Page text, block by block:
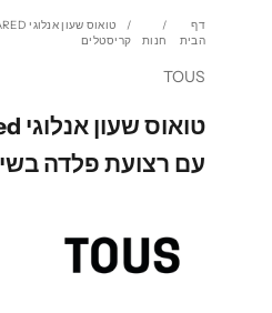
דף
הבית
חנות
קריסטלים
TOUS
עם רצועת פלדה